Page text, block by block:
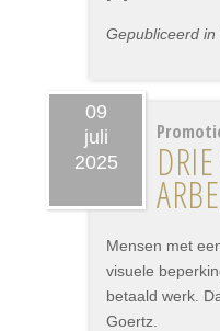
Gepubliceerd in
09
juli
2025
Mensen met
visuele
betaald werk.
Goertz.